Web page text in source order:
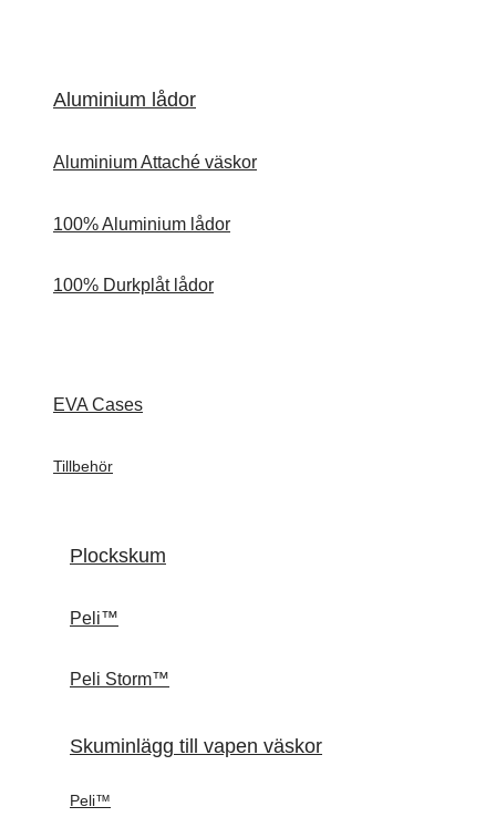
Aluminium lådor
Aluminium Attaché väskor
100% Aluminium lådor
100% Durkplåt lådor
EVA Cases
Tillbehör
Plockskum
Peli™
Peli Storm™
Skuminlägg till vapen väskor
Peli™